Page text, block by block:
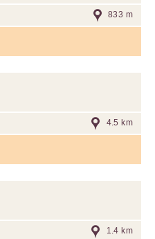
833 m
4.5 km
1.4 km